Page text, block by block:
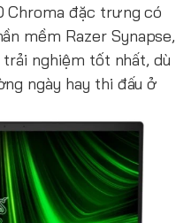
Chroma đặc trưng có
mềm Razer Synapse,
nghiệm tốt nhất, dù
ngày hay thi đấu ở